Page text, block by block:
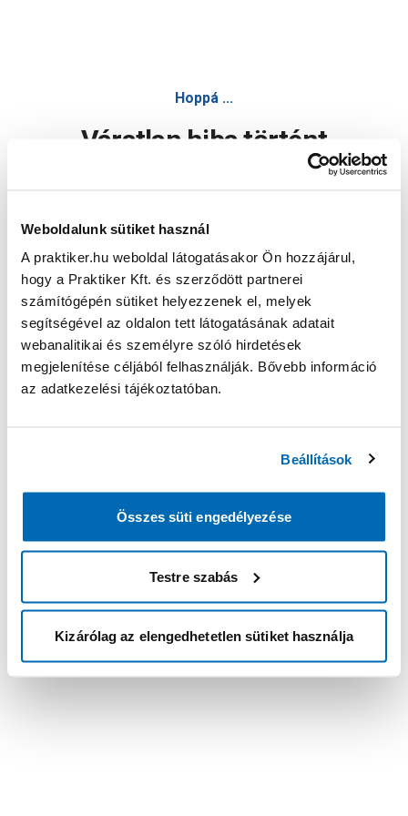
Weboldalunk sütiket használ
A praktiker.hu weboldal látogatásakor Ön hozzájárul,
hogy a Praktiker Kft. és szerződött partnerei
számítógépén sütiket helyezzenek el, melyek
segítségével az oldalon tett látogatásának adatait
webanalitikai és személyre szóló hirdetések
megjelenítése céljából felhasználják. Bővebb információ
az adatkezelési tájékoztatóban.
Beállítások
Összes süti engedélyezése
Testre szabás
Kizárólag az elengedhetetlen sütiket használja
Hoppá ...
Váratlan hiba történt
Oldal újratöltése